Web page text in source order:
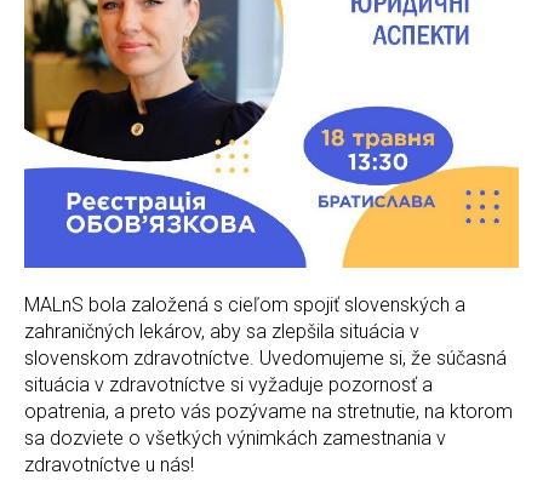
MALnS bola založená s cieľom spojiť slovenských a
zahraničných lekárov, aby sa zlepšila situácia v
slovenskom zdravotníctve. Uvedomujeme si, že súčasná
situácia v zdravotníctve si vyžaduje pozornosť a
opatrenia, a preto vás pozývame na stretnutie, na ktorom
sa dozviete o všetkých výnimkách zamestnania v
zdravotníctve u nás!